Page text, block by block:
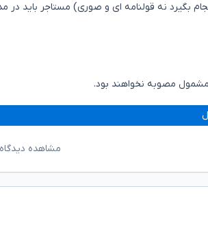
بگیرد نه قولنامه ای و صوری) مستاجر باید در
مشمول مصوبه نخواهند بود.
مشاهده